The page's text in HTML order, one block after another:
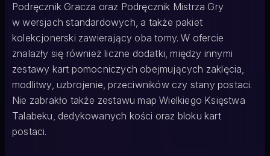
Podręcznik Gracza oraz Podręcznik Mistrza Gry
w wersjach standardowych, a także pakiet
kolekcjonerski zawierający oba tomy. W ofercie
znalazły się również liczne dodatki, między innymi
zestawy kart pomocniczych obejmujących zaklęcia,
modlitwy, uzbrojenie, przeciwników czy stany postaci.
Nie zabrakło także zestawu map Wielkiego Księstwa
Talabeku, dedykowanych kości oraz bloku kart
postaci.